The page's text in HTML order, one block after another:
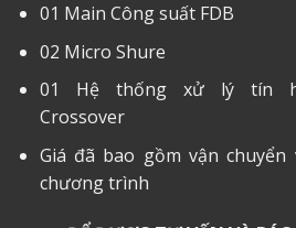
01 Main Công suất FDB
02 Micro Shure
01 Hệ thống xử lý tín
Crossover
Giá đã bao gồm vận
chương trình